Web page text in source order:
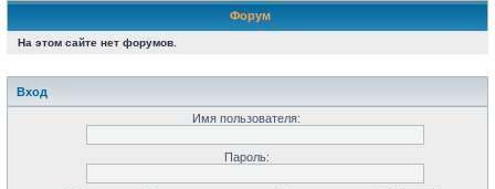
Форум
На этом сайте нет форумов.
Вход
Имя пользователя:
Пароль: